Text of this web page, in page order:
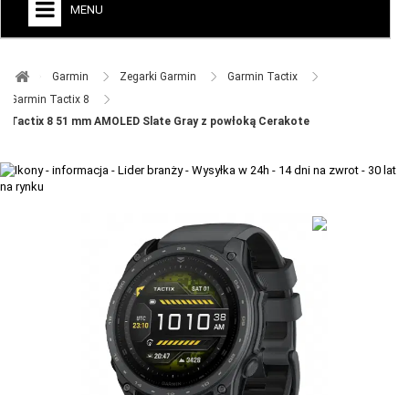
MENU
ZEGARKI DLA DZIECI GARMIN
+
TACX
ELITE
VOSTOK EUROPE ZEGARKI
Garmin ​ Zegarki Garmin ​
Garmin Tactix ​
Garmin Tactix 8 ​
Tactix 8 51 mm AMOLED Slate Gray z powłoką Cerakote